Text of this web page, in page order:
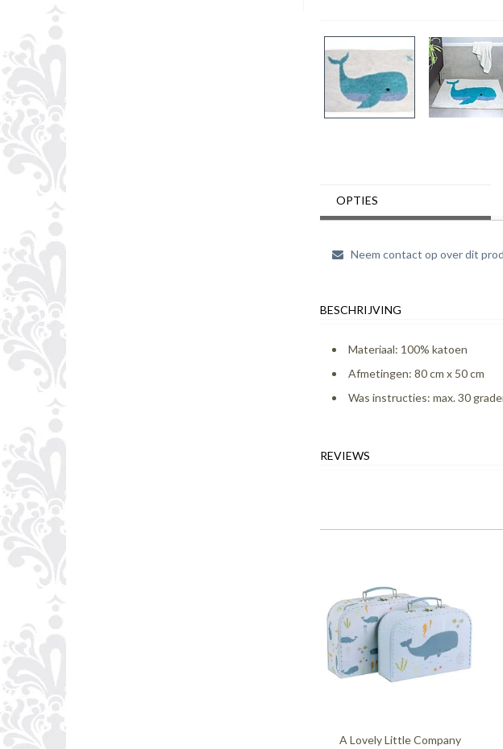
OPTIES
Neem contact op over dit
BESCHRIJVING
Materiaal: 100% katoen
Afmetingen: 80 cm x 50 cm
Was instructies: max. 30
REVIEWS
A Lovely Little Company